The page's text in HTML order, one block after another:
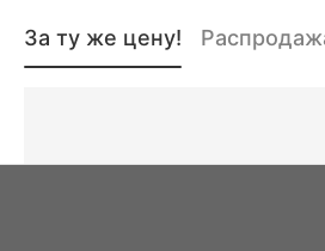
За ту же цену!